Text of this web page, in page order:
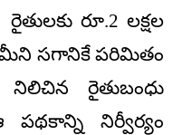
రూ.2 లక్షల
సగానికే పరిమితం
రైతుబంధు
నిర్వీర్యం